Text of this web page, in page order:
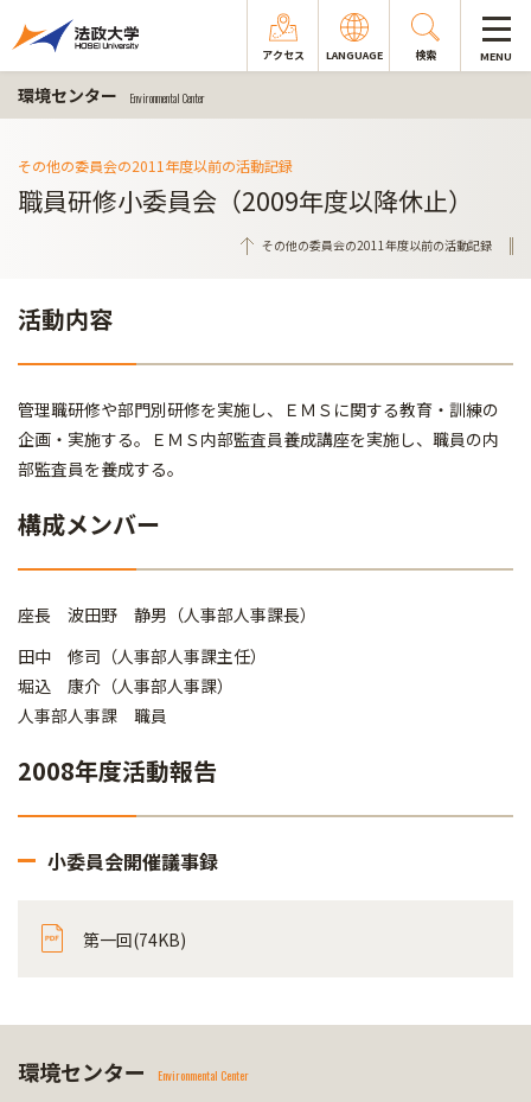
アクセス LANGUAGE 検索 MENU
環境センター Environmental Center
その他の委員会の2011年度以前の活動記録
職員研修小委員会（2009年度以降休止）
その他の委員会の2011年度以前の活動記録
活動内容
管理職研修や部門別研修を実施し、ＥＭＳに関する教育・訓練の
企画・実施する。ＥＭＳ内部監査員養成講座を実施し、職員の内
部監査員を養成する｡
構成メンバー
座長 波田野 静男（人事部人事課長）
田中 修司（人事部人事課主任）
堀込 康介（人事部人事課）
人事部人事課 職員
2008年度活動報告
小委員会開催議事録
第一回(74KB)
環境センター Environmental Center